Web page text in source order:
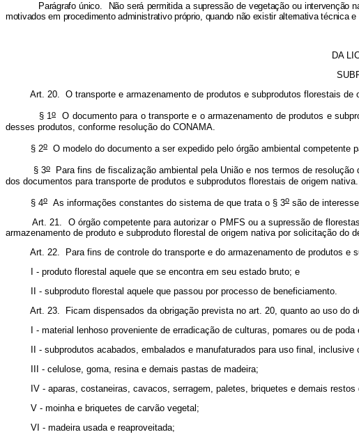
único. Não será permitida a supressão de vegetação ou intervenção na área
motivados em procedimento administrativo próprio, quando não existir alternativa técnica
DA
Art. 20. O transporte e armazenamento de produtos e subprodutos florestais
1o
O documento para o transporte e o armazenamento de produtos e
desses produtos, conforme resolução do CONAMA.
2o O modelo do documento a ser expedido pelo órgão ambiental
3oPara fins de fiscalização ambiental pela União e nos termos de resolução
dos documentos para transporte de produtos e subprodutos florestais de origem nativa.
4o As informações constantes do sistema de que trata o § 3o são de
Art. 21. O órgão competente para autorizar o PMFS ou a supressão de
armazenamento de produto e subproduto florestal de origem nativa por solicitação do
Art. 22. Para fins de controle do transporte e do armazenamento de produtos e
florestal aquele que se encontra em seu estado bruto; e
florestal aquele que passou por processo de beneficiamento.
Art. 23. Ficam dispensados da obrigação prevista no art. 20, quanto ao uso do
lenhoso proveniente de erradicação de culturas, pomares ou de poda
acabados, embalados e manufaturados para uso final, inclusive
goma, resina e demais pastas de madeira;
costaneiras, cavacos, serragem, paletes, briquetes e demais restos de
e briquetes de carvão vegetal;
usada e reaproveitada;